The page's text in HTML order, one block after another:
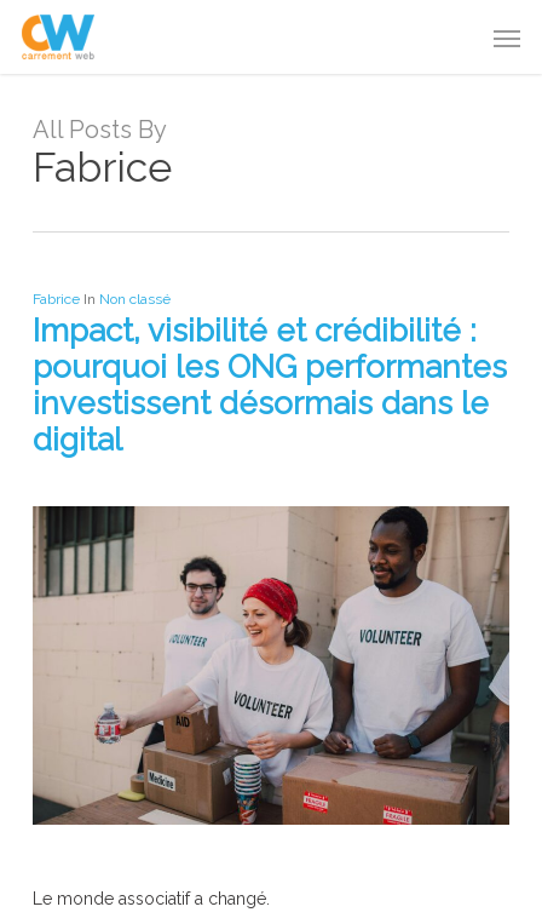
Skip
All Posts By
Fabrice
Fabrice In Non classé
Impact, visibilité et crédibilité :
pourquoi les ONG performantes
investissent désormais dans le
digital
Le monde associatif a changé.